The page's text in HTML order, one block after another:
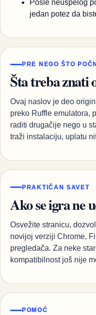
Posle neuspelog
jedan potez da
PRE NEGO ŠTO
Šta treba znati
Ovaj naslov je deo
preko Ruffle emulatora,
raditi drugačije nego u
traži instalaciju, uplatu
PRAKTIČAN SAVET
Ako se igra ne
Osvežite stranicu,
novijoj verziji Chrome,
pregledača. Za neke
kompatibilnost još nije
POMOĆ